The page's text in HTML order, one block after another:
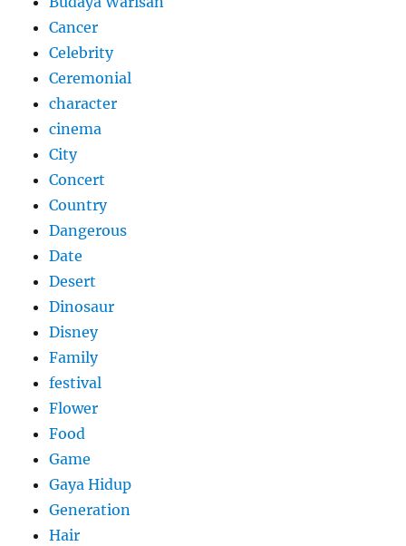
Cancer
Celebrity
Ceremonial
character
cinema
City
Concert
Country
Dangerous
Date
Desert
Dinosaur
Disney
Family
festival
Flower
Food
Game
Gaya Hidup
Generation
Hair